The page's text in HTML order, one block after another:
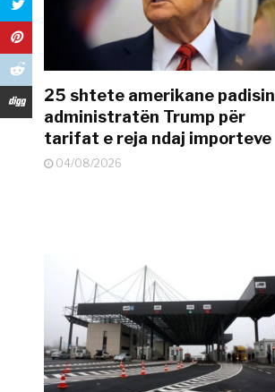
25 shtete amerikane padisin
administratën Trump për
tarifat e reja ndaj importeve
04/08/2026